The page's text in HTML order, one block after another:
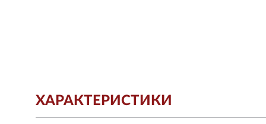
ХАРАКТЕРИСТИКИ